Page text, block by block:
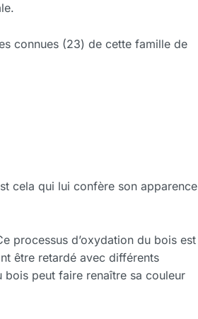
connues (23) de cette famille de
cela qui lui confère son apparence
processus d’oxydation du bois est
être retardé avec différents
peut faire renaître sa couleur